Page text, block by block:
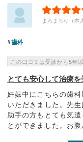
まろまろり（本
歯科
この口コミは受診から5年
とても安心して治療
妊娠中にこちらの歯
いただきました。先
助手の方もとても気
とができました。お